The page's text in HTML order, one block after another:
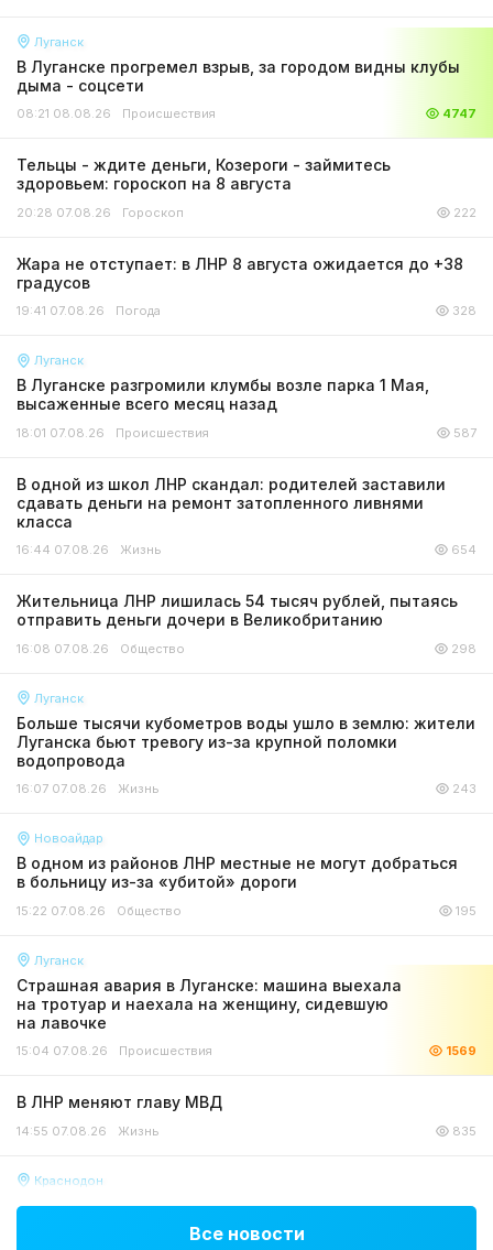
Луганск
В Луганске прогремел взрыв, за городом видны клубы
дыма - соцсети
08:21 08.08.26 Происшествия 4747
Тельцы - ждите деньги, Козероги - займитесь
здоровьем: гороскоп на 8 августа
20:28 07.08.26 Гороскоп 222
Жара не отступает: в ЛНР 8 августа ожидается до +38
градусов
19:41 07.08.26 Погода 328
Луганск
В Луганске разгромили клумбы возле парка 1 Мая,
высаженные всего месяц назад
18:01 07.08.26 Происшествия 587
В одной из школ ЛНР скандал: родителей заставили
сдавать деньги на ремонт затопленного ливнями
класса
16:44 07.08.26 Жизнь 654
Жительница ЛНР лишилась 54 тысяч рублей, пытаясь
отправить деньги дочери в Великобританию
16:08 07.08.26 Общество 298
Луганск
Больше тысячи кубометров воды ушло в землю: жители
Луганска бьют тревогу из-за крупной поломки
водопровода
16:07 07.08.26 Жизнь 243
Новоайдар
В одном из районов ЛНР местные не могут добраться
в больницу из-за «убитой» дороги
15:22 07.08.26 Общество 195
Луганск
Страшная авария в Луганске: машина выехала
на тротуар и наехала на женщину, сидевшую
на лавочке
15:04 07.08.26 Происшествия 1569
В ЛНР меняют главу МВД
14:55 07.08.26 Жизнь 835
Краснодон
Две пенсионерки из Краснодона организовали
«наркотический» бизнес и попали в тюрьму
Все новости